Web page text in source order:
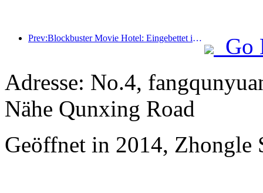
Prev:Blockbuster Movie Hotel: Eingebettet in eine Reise aus Licht und Schatten definiert Blockbuster Movie Hotel ein neues Reiseerlebnis
Go
Adresse: No.4,
Nähe Qunxing Road
Geöffnet in 2014,